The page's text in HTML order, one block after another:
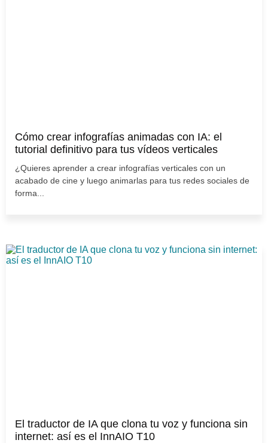
Cómo crear infografías animadas con IA: el
tutorial definitivo para tus vídeos verticales
¿Quieres aprender a crear infografías verticales con un
acabado de cine y luego animarlas para tus redes sociales de
forma...
El traductor de IA que clona tu voz y funciona sin
internet: así es el InnAIO T10